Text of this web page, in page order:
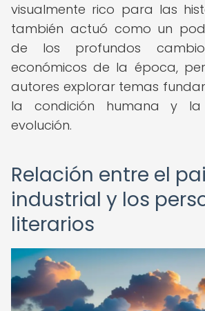
visualmente rico para las
también actuó como un
de los profundos
económicos de la época,
autores explorar temas
la condición humana y
evolución.
Relación entre el
industrial y los
literarios